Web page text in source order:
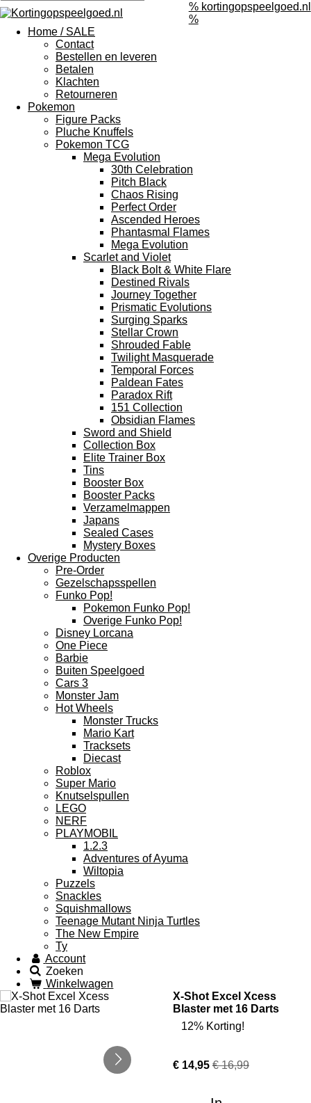
% kortingopspeelgoed.nl
%
Home / SALE
Contact
Bestellen en leveren
Betalen
Klachten
Retourneren
Pokemon
Figure Packs
Pluche Knuffels
Pokemon TCG
Mega Evolution
30th Celebration
Pitch Black
Chaos Rising
Perfect Order
Ascended Heroes
Phantasmal Flames
Mega Evolution
Scarlet and Violet
Black Bolt & White Flare
Destined Rivals
Journey Together
Prismatic Evolutions
Surging Sparks
Stellar Crown
Shrouded Fable
Twilight Masquerade
Temporal Forces
Paldean Fates
Paradox Rift
151 Collection
Obsidian Flames
Sword and Shield
Collection Box
Elite Trainer Box
Tins
Booster Box
Booster Packs
Verzamelmappen
Japans
Sealed Cases
Mystery Boxes
Overige Producten
Pre-Order
Gezelschapsspellen
Funko Pop!
Pokemon Funko Pop!
Overige Funko Pop!
Disney Lorcana
One Piece
Barbie
Buiten Speelgoed
Cars 3
Monster Jam
Hot Wheels
Monster Trucks
Mario Kart
Tracksets
Diecast
Roblox
Super Mario
Knutselspullen
LEGO
NERF
PLAYMOBIL
1.2.3
Adventures of Ayuma
Wiltopia
Puzzels
Snackles
Squishmallows
Teenage Mutant Ninja Turtles
The New Empire
Ty
Account
Zoeken
Winkelwagen
X-Shot Excel Xcess
Blaster met 16 Darts
12% Korting!
€ 14,95 € 16,99